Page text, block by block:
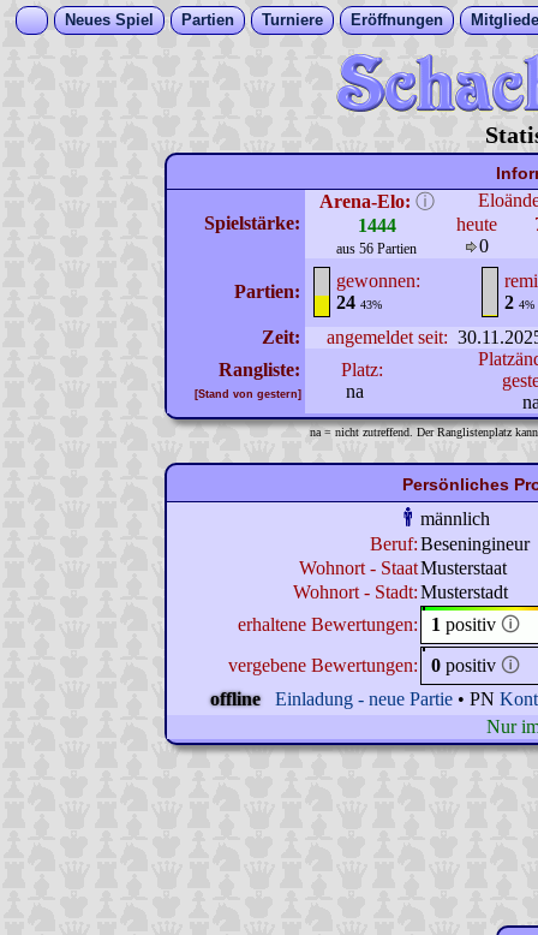
Neues Spiel Partien Turniere Eröffnungen
Spielstärke:
Arena-Elo: ⓘ
1444
aus 56 Partien
heute
0
Partien:
gewonnen:
24 43%
2 4%
Zeit: angemeldet seit:
Rangliste:
[Stand von gestern]
Platz:
na
na = nicht zutreffend. Der Ranglistenplatz
Persönliches
männlich
Beruf:Beseningineur
Wohnort - StaatMusterstaat
Wohnort - Stadt:Musterstadt
erhaltene Bewertungen:
1 positiv 🛈
vergebene Bewertungen:
0 positiv 🛈
offline
Einladung - neue Partie • PN
Nur